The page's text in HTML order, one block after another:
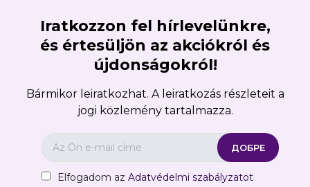
Iratkozzon fel hírlevelünkre,
és értesüljön az akciókról és
újdonságokról!
Bármikor leiratkozhat. A leiratkozás részleteit a
jogi közlemény tartalmazza.
Elfogadom az Adatvédelmi szabályzatot